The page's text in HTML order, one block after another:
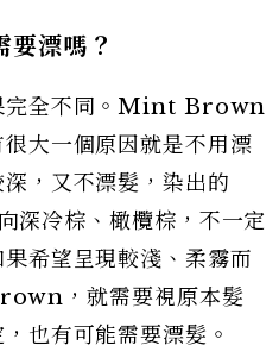
漂嗎？
完全不同。Mint Brown
大一個原因就是不用漂
，又不漂髮，染出的
冷棕、橄欖棕，不一定
希望呈現較淺、柔霧而
，就需要視原本髮
也有可能需要漂髮。